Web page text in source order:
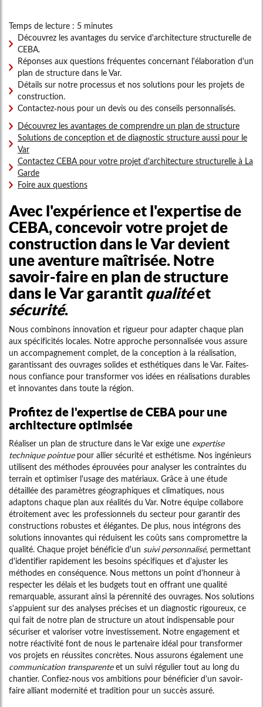
Temps de lecture : 5 minutes
Découvrez les avantages du service d'architecture structurelle de
CEBA.
Réponses aux questions fréquentes concernant l'élaboration d'un
plan de structure dans le Var.
Détails sur notre processus et nos solutions pour les projets de
construction.
Contactez-nous pour un devis ou des conseils personnalisés.
Découvrez les avantages de comprendre un plan de structure
Solutions de conception et de diagnostic structure aussi pour le
Var
Contactez CEBA pour votre projet d'architecture structurelle à La
Garde
Foire aux questions
Avec l'expérience et l'expertise de
CEBA, concevoir votre projet de
construction dans le Var devient
une aventure maîtrisée. Notre
savoir-faire en plan de structure
dans le Var garantit qualitéet
sécurité.
Nous combinons innovation et rigueur pour adapter chaque plan
aux spécificités locales. Notre approche personnalisée vous assure
un accompagnement complet, de la conception à la réalisation,
garantissant des ouvrages solides et esthétiques dans le Var. Faites-
nous confiance pour transformer vos idées en réalisations durables
et innovantes dans toute la région.
Profitez de l'expertise de CEBA pour une
architecture optimisée
Réaliser un plan de structure dans le Var exige une expertise
technique pointuepour allier sécurité et esthétisme. Nos ingénieurs
utilisent des méthodes éprouvées pour analyser les contraintes du
terrain et optimiser l'usage des matériaux. Grâce à une étude
détaillée des paramètres géographiques et climatiques, nous
adaptons chaque plan aux réalités du Var. Notre équipe collabore
étroitement avec les professionnels du secteur pour garantir des
constructions robustes et élégantes. De plus, nous intégrons des
solutions innovantes qui réduisent les coûts sans compromettre la
qualité. Chaque projet bénéficie d'un suivi personnalisé, permettant
d'identifier rapidement les besoins spécifiques et d'ajuster les
méthodes en conséquence. Nous mettons un point d'honneur à
respecter les délais et les budgets tout en offrant une qualité
remarquable, assurant ainsi la pérennité des ouvrages. Nos solutions
s'appuient sur des analyses précises et un diagnostic rigoureux, ce
qui fait de notre plan de structure un atout indispensable pour
sécuriser et valoriser votre investissement. Notre engagement et
notre réactivité font de nous le partenaire idéal pour transformer
vos projets en réussites concrètes. Nous assurons également une
communication transparenteet un suivi régulier tout au long du
chantier. Confiez-nous vos ambitions pour bénéficier d'un savoir-
faire alliant modernité et tradition pour un succès assuré.